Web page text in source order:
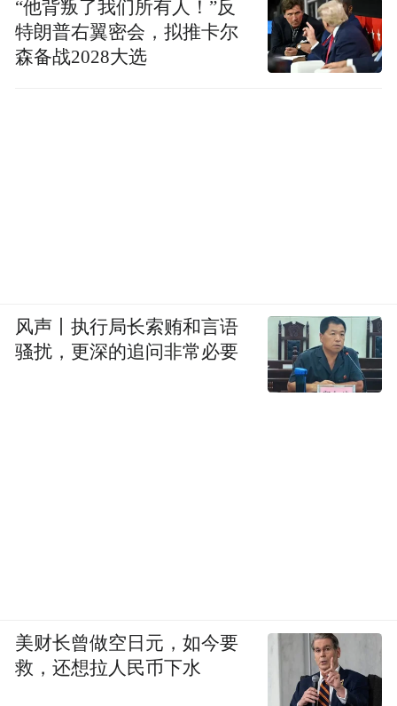
“他背叛了我们所有人！”反
特朗普右翼密会，拟推卡尔
森备战2028大选
风声丨执行局长索贿和言语
骚扰，更深的追问非常必要
美财长曾做空日元，如今要
救，还想拉人民币下水